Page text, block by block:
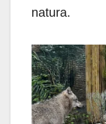
natura.